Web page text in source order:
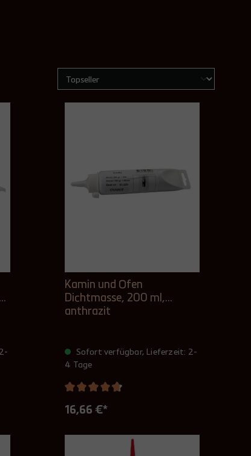
Kamin und Ofen
Dichtmasse, 200 ml,
anthrazit
Sofort verfügbar, Lieferzeit: 2-
4 Tage
16,66 €*